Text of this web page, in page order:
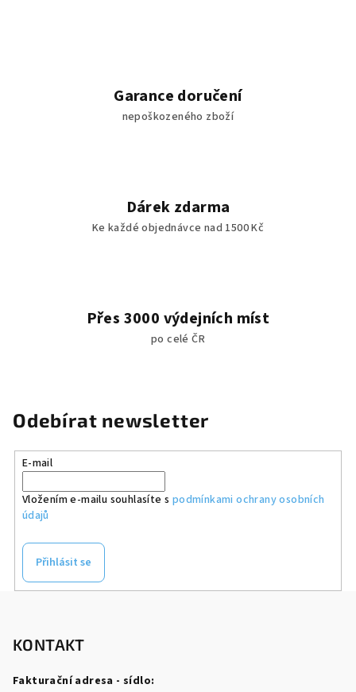
Garance doručení
nepoškozeného zboží
Dárek zdarma
Ke každé objednávce nad 1500 Kč
Přes 3000 výdejních míst
po celé ČR
Odebírat newsletter
E-mail
Vložením e-mailu souhlasíte s podmínkami ochrany osobních
údajů
Přihlásit se
KONTAKT
Fakturační adresa - sídlo: